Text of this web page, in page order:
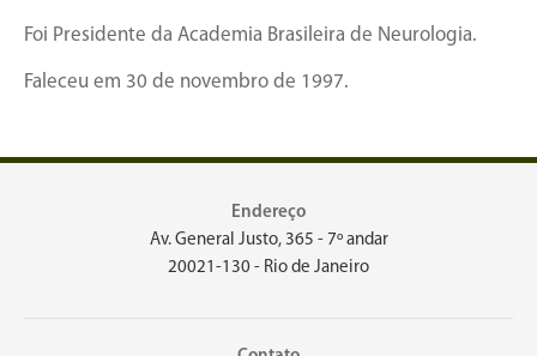
Foi Presidente da Academia Brasileira de Neurologia.
Faleceu em 30 de novembro de 1997.
Endereço
Av. General Justo, 365 - 7º andar
20021-130 - Rio de Janeiro